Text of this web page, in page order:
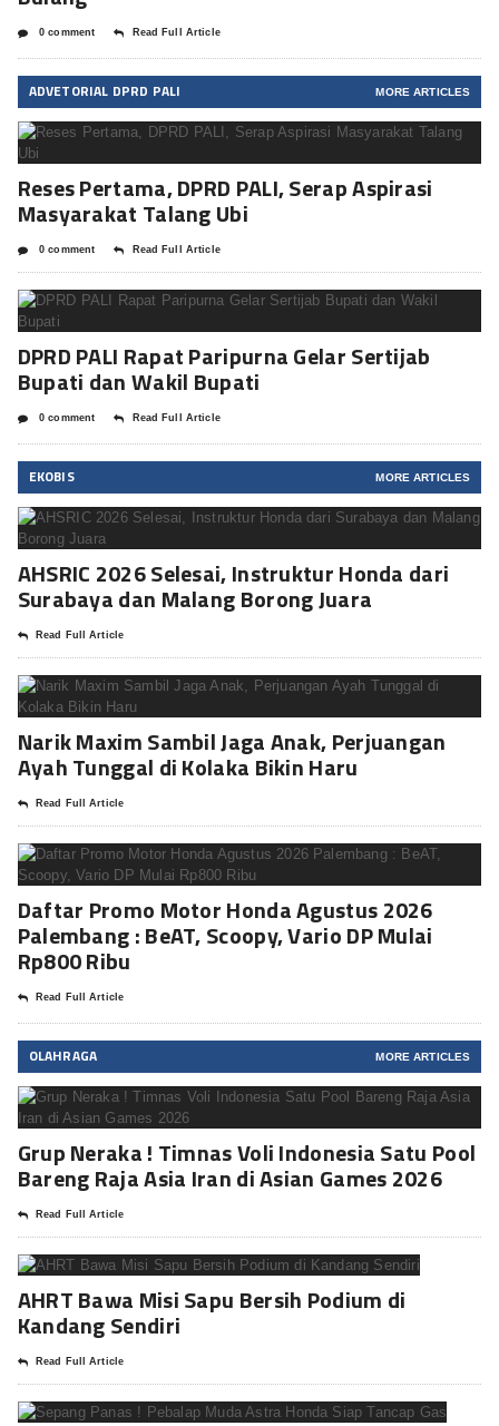
0 comment Read Full Article
ADVETORIAL DPRD PALI MORE ARTICLES
Reses Pertama, DPRD PALI, Serap Aspirasi
Masyarakat Talang Ubi
0 comment Read Full Article
DPRD PALI Rapat Paripurna Gelar Sertijab
Bupati dan Wakil Bupati
0 comment Read Full Article
EKOBIS MORE ARTICLES
AHSRIC 2026 Selesai, Instruktur Honda dari
Surabaya dan Malang Borong Juara
Read Full Article
Narik Maxim Sambil Jaga Anak, Perjuangan
Ayah Tunggal di Kolaka Bikin Haru
Read Full Article
Daftar Promo Motor Honda Agustus 2026
Palembang : BeAT, Scoopy, Vario DP Mulai
Rp800 Ribu
Read Full Article
OLAHRAGA MORE ARTICLES
Grup Neraka ! Timnas Voli Indonesia Satu Pool
Bareng Raja Asia Iran di Asian Games 2026
Read Full Article
AHRT Bawa Misi Sapu Bersih Podium di
Kandang Sendiri
Read Full Article